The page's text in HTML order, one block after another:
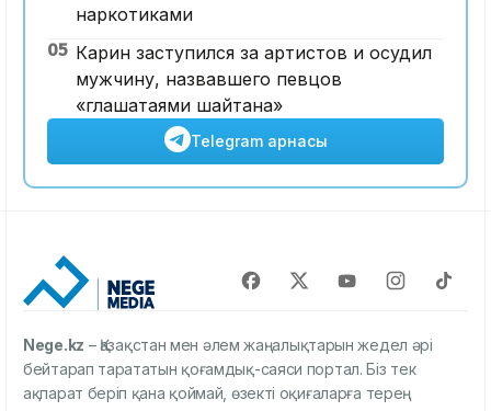
наркотиками
05 Карин заступился за артистов и осудил
мужчину, назвавшего певцов
«глашатаями шайтана»
Telegram арнасы
Nege.kz – Қазақстан мен әлем жаңалықтарын жедел әрі
бейтарап тарататын қоғамдық-саяси портал. Біз тек
ақпарат беріп қана қоймай, өзекті оқиғаларға терең